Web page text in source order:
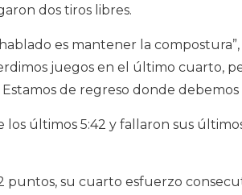
dos tiros libres.
es mantener la
juegos en el último cuarto,
de regreso donde debemos
últimos 5:42 y fallaron sus
puntos, su cuarto esfuerzo